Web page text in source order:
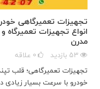
تجهیزات تعمیرگاهی
انواع تجهیزات تعمیرگاه
مدرن
53 بازدید 0 علاقه
تجهیزات تعمیرگاهی؛ قلب
خودرو با سرعت بسیار